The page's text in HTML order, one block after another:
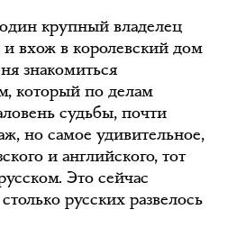
крупный владелец
вхож в королевский дом
знакомиться
который по делам
судьбы, почти
но самое удивительное,
и английского, тот
Это сейчас
русских развелось